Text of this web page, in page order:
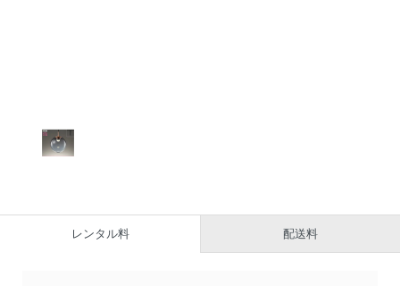
レンタル料 配送料